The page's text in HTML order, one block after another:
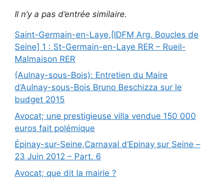
Il n’y a pas d’entrée similaire.
Saint-Germain-en-Laye,[IDFM Arg. Boucles de
Seine] 1 : St-Germain-en-Laye RER – Rueil-
Malmaison RER
(Aulnay-sous-Bois): Entretien du Maire
d’Aulnay-sous-Bois Bruno Beschizza sur le
budget 2015
Avocat; une prestigieuse villa vendue 150 000
euros fait polémique
Épinay-sur-Seine,Carnaval d’Epinay sur Seine –
23 Juin 2012 – Part. 6
Avocat; que dit la mairie ?